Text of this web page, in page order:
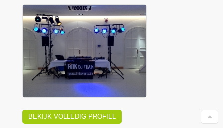
BEKIJK VOLLEDIG PROFIEL